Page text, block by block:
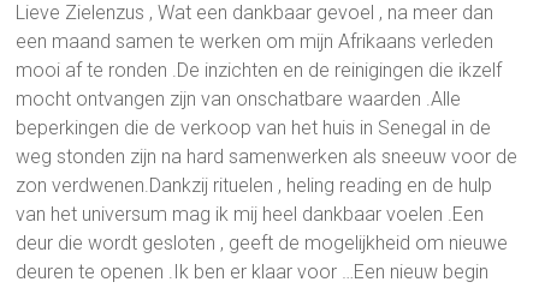
Lieve Zielenzus , Wat een dankbaar gevoel , na meer dan
een maand samen te werken om mijn Afrikaans verleden
mooi af te ronden .De inzichten en de reinigingen die ikzelf
mocht ontvangen zijn van onschatbare waarden .Alle
beperkingen die de verkoop van het huis in Senegal in de
weg stonden zijn na hard samenwerken als sneeuw voor de
zon verdwenen.Dankzij rituelen , heling reading en de hulp
van het universum mag ik mij heel dankbaar voelen .Een
deur die wordt gesloten , geeft de mogelijkheid om nieuwe
deuren te openen .Ik ben er klaar voor …Een nieuw begin